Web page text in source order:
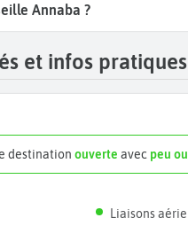
Annaba ?
et infos pratiques
destinationouverte avec peu
Liaisons